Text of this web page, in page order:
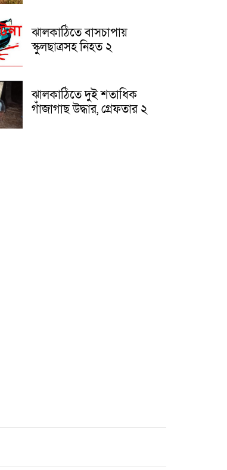
ঝালকাঠিতে বাসচাপায়
স্কুলছাত্রসহ নিহত ২
ঝালকাঠিতে দুই শতাধিক
গাঁজাগাছ উদ্ধার, গ্রেফতার ২